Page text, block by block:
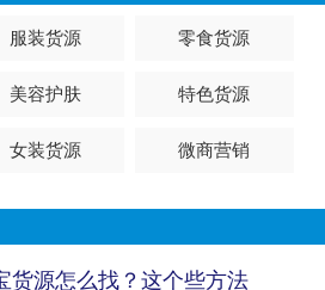
服装货源 零食货源
美容护肤 特色货源
女装货源 微商营销
货源怎么找？这个些方法